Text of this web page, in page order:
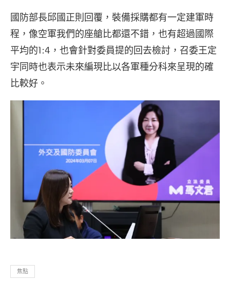
國防部長邱國正則回覆，裝備採購都有一定建軍時
程，像空軍我們的座艙比都還不錯，也有超過國際
平均的1:4，也會針對委員提的回去檢討，召委王定
宇同時也表示未來編現比以各軍種分科來呈現的確
比較好。
焦點